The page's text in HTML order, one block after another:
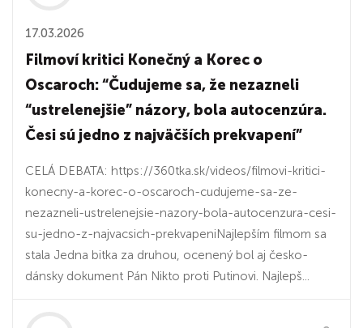
17.03.2026
Filmoví kritici Konečný a Korec o
Oscaroch: “Čudujeme sa, že nezazneli
“ustrelenejšie” názory, bola autocenzúra.
Česi sú jedno z najväčších prekvapení”
CELÁ DEBATA: https://360tka.sk/videos/filmovi-kritici-
konecny-a-korec-o-oscaroch-cudujeme-sa-ze-
nezazneli-ustrelenejsie-nazory-bola-autocenzura-cesi-
su-jedno-z-najvacsich-prekvapeniNajlepším filmom sa
stala Jedna bitka za druhou, ocenený bol aj česko-
dánsky dokument Pán Nikto proti Putinovi. Najlepš...